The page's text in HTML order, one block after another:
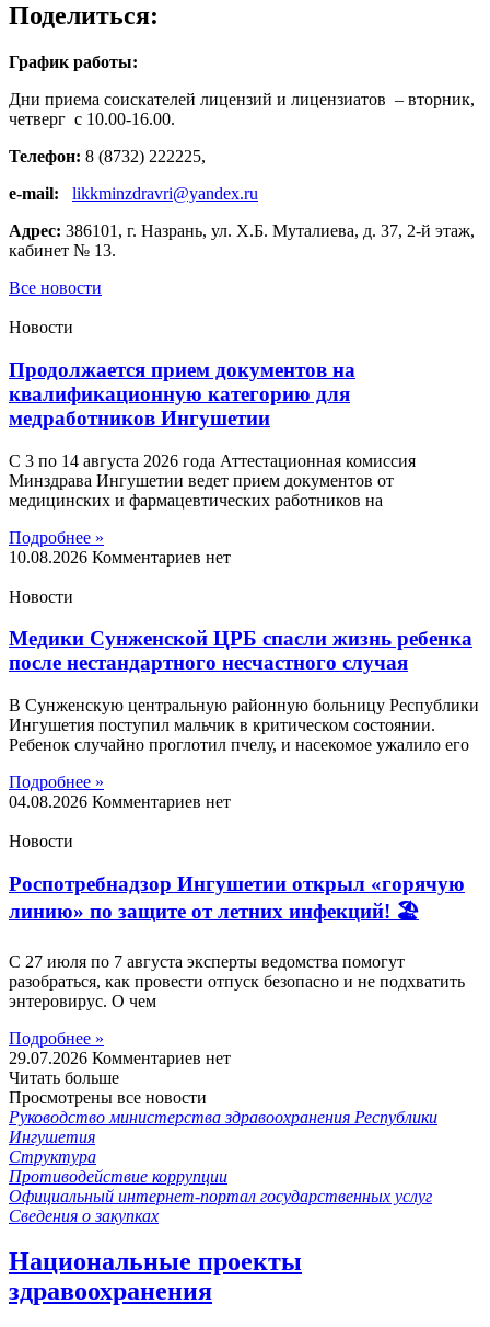
Поделиться:
График работы:
Дни приема соискателей лицензий и лицензиатов – вторник,
четверг с 10.00-16.00.
Телефон: 8 (8732) 222225,
e-mail:
likkminzdravri@yandex.ru
Адрес: 386101, г. Назрань, ул. Х.Б. Муталиева, д. 37, 2-й этаж,
кабинет № 13.
Все новости
Новости
Продолжается прием документов на
квалификационную категорию для
медработников Ингушетии
С 3 по 14 августа 2026 года Аттестационная комиссия
Минздрава Ингушетии ведет прием документов от
медицинских и фармацевтических работников на
Подробнее »
10.08.2026 Комментариев нет
Новости
Медики Сунженской ЦРБ спасли жизнь ребенка
после нестандартного несчастного случая
В Сунженскую центральную районную больницу Республики
Ингушетия поступил мальчик в критическом состоянии.
Ребенок случайно проглотил пчелу, и насекомое ужалило его
Подробнее »
04.08.2026 Комментариев нет
Новости
Роспотребнадзор Ингушетии открыл «горячую
линию» по защите от летних инфекций! 🏖
С 27 июля по 7 августа эксперты ведомства помогут
разобраться, как провести отпуск безопасно и не подхватить
энтеровирус. О чем
Подробнее »
29.07.2026 Комментариев нет
Читать больше
Просмотрены все новости
Руководство министерства здравоохранения Республики
Ингушетия
Структура
Противодействие коррупции
Официальный интернет-портал государственных услуг
Сведения о закупках
Национальные проекты
здравоохранения